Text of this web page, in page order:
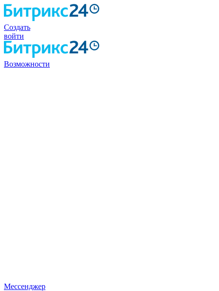
Создать
войти
Возможности
Мессенджер